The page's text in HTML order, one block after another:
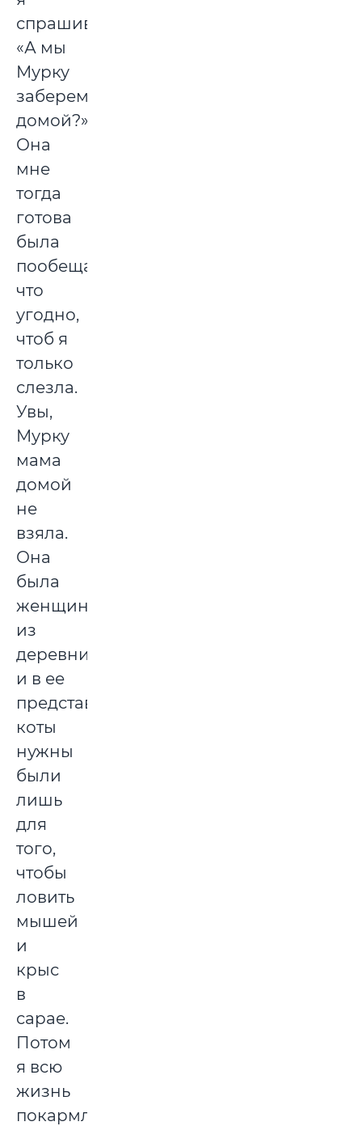
спрашиваю:
«А мы
Мурку
заберем
домой?».
Она
мне
тогда
готова
была
пообещать
что
угодно,
чтоб я
только
слезла.
Увы,
Мурку
мама
домой
не
взяла.
Она
была
женщиной
из
деревни
и в ее
представлении
коты
нужны
были
лишь
для
того,
чтобы
ловить
мышей
и
крыс
в
сарае.
Потом
я всю
жизнь
покармливала